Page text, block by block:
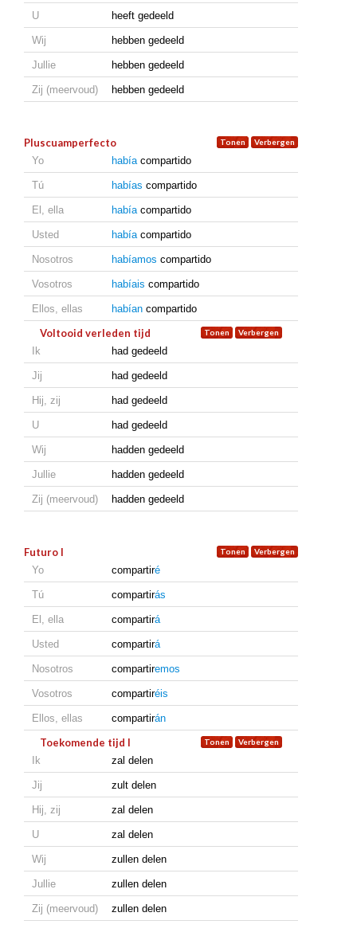
U heeft gedeeld
Wij hebben gedeeld
Jullie hebben gedeeld
Zij (meervoud) hebben gedeeld
Pluscuamperfecto
Yo habíacompartido
Tú habías compartido
El, ella habíacompartido
Usted habíacompartido
Nosotros habíamos compartido
Vosotros habíais compartido
Ellos, ellas habían compartido
Voltooid verleden tijd
Ik had gedeeld
Jij had gedeeld
Hij, zij had gedeeld
U had gedeeld
Wij hadden gedeeld
Jullie hadden gedeeld
Zij (meervoud) hadden gedeeld
Futuro I
Yo compartiré
Tú compartirás
El, ella compartirá
Usted compartirá
Nosotros compartiremos
Vosotros compartiréis
Ellos, ellas compartirán
Toekomende tijd I
Ik zal delen
Jij zult delen
Hij, zij zal delen
U zal delen
Wij zullen delen
Jullie zullen delen
Zij (meervoud) zullen delen